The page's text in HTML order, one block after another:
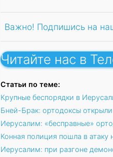
Важно! Подпишись на
Читайте нас в
Статьи по теме:
Крупные беспорядки в
Бней-Брак: ортодоксы
Иерусалим: «бесправные»
Конная полиция пошла в
Иерусалим: при разгоне